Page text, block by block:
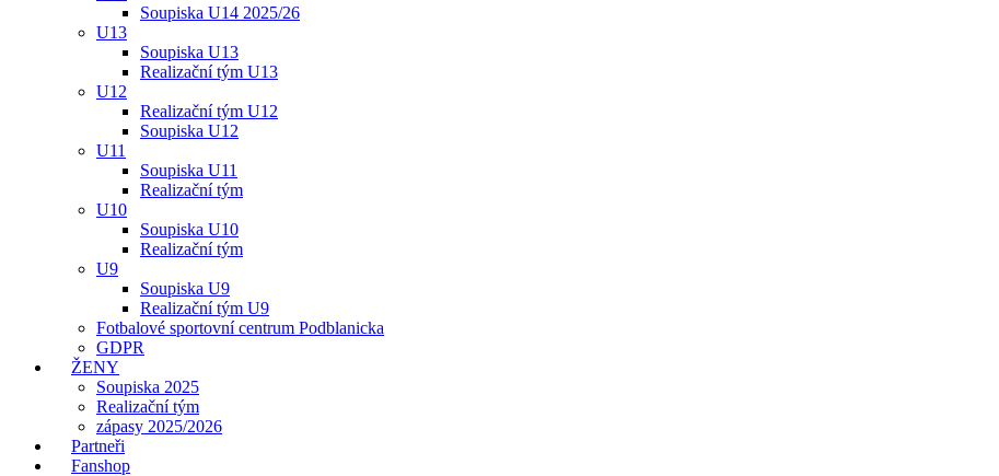
Soupiska U14 2025/26
U13
Soupiska U13
Realizační tým U13
U12
Realizační tým U12
Soupiska U12
U11
Soupiska U11
Realizační tým
U10
Soupiska U10
Realizační tým
U9
Soupiska U9
Realizační tým U9
Fotbalové sportovní centrum Podblanicka
GDPR
ŽENY
Soupiska 2025
Realizační tým
zápasy 2025/2026
Partneři
Fanshop